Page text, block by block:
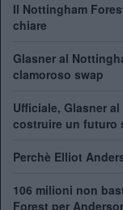
Il Nottingham
chiare
Glasner al
clamoroso swap
Ufficiale, Glasner
costruire un futuro
Perchè Elliot
106 milioni non
Forest per